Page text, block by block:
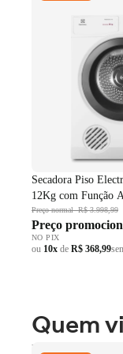
Porta-
*Segundo a GFK
partir de 2026.
Secadora Piso
12Kg com Função
Branco 220V
Preço normalR$ 3.998,99
Preço
NO PIX
ou 10x de R$ 368,99
Quem
Fogão 4 Bocas